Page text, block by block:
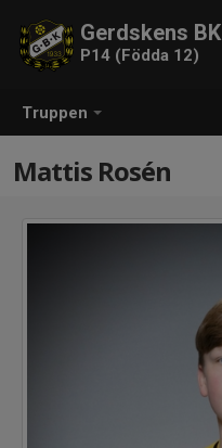
Truppen
Gerdskens BK
P14 (Födda 12)
Mattis Rosén